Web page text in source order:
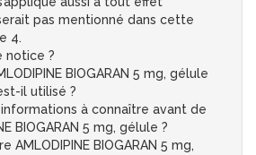
pas mentionné dans cette
4.
notice ?
BIOGARAN 5 mg, gélule
il utilisé ?
à connaître avant de
BIOGARAN 5 mg, gélule ?
AMLODIPINE BIOGARAN 5 mg,